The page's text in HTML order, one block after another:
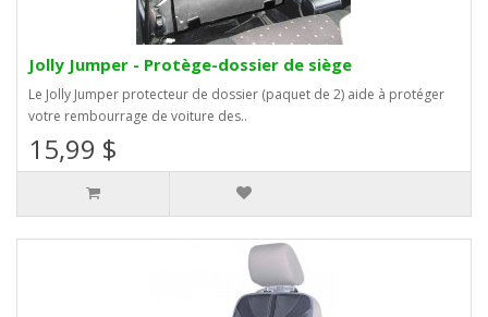
Jolly Jumper - Protège-dossier de siège
Le Jolly Jumper protecteur de dossier (paquet de 2) aide à protéger
votre rembourrage de voiture des..
15,99 $